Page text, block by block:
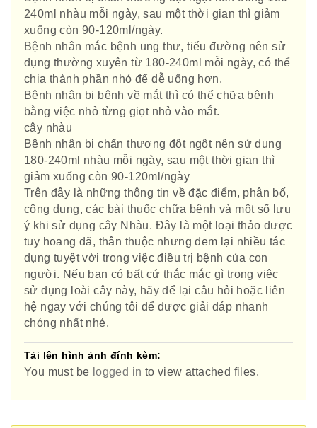
240ml nhàu mỗi ngày, sau một thời gian thì giảm
xuống còn 90-120ml/ngày.
Bệnh nhân mắc bệnh ung thư, tiểu đường nên sử
dụng thường xuyên từ 180-240ml mỗi ngày, có thể
chia thành phần nhỏ để dễ uống hơn.
Bệnh nhân bị bệnh về mắt thì có thể chữa bệnh
bằng việc nhỏ từng giọt nhỏ vào mắt.
cây nhàu
Bệnh nhân bị chấn thương đột ngột nên sử dụng
180-240ml nhàu mỗi ngày, sau một thời gian thì
giảm xuống còn 90-120ml/ngày
Trên đây là những thông tin về đặc điểm, phân bố,
công dụng, các bài thuốc chữa bệnh và một số lưu
ý khi sử dụng cây Nhàu. Đây là một loại thảo dược
tuy hoang dã, thân thuộc nhưng đem lại nhiều tác
dụng tuyệt vời trong việc điều trị bệnh của con
người. Nếu bạn có bất cứ thắc mắc gì trong việc
sử dụng loài cây này, hãy để lại câu hỏi hoặc liên
hệ ngay với chúng tôi để được giải đáp nhanh
chóng nhất nhé.
Tải lên hình ảnh đính kèm:
You must be logged in to view attached files.
Phái đoàn Liên minh Châu Âu tại
Việt Nam
Hiệp hội bệnh viện tư nhân Việt
Nam
BYT